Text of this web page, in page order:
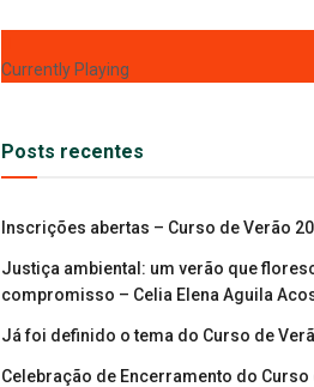
Currently Playing
Posts recentes
Inscrições abertas – Curso de Verão
Justiça ambiental: um verão que
compromisso – Celia Elena Aguila
Já foi definido o tema do Curso de
Celebração de Encerramento do Curso